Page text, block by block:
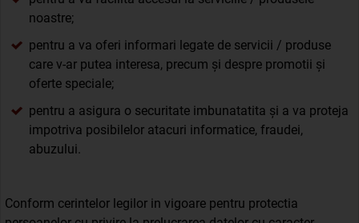
noastre;
pentru a va oferi informari legate de servicii / produse
care v-ar putea interesa, precum și despre promotii și
oferte speciale;
pentru a asigura o securitate imbunatatita și a va proteja
impotriva posibilelor atacuri informatice, fraudei,
abuzului.
Conform cerintelor legilor in vigoare pentru protectia